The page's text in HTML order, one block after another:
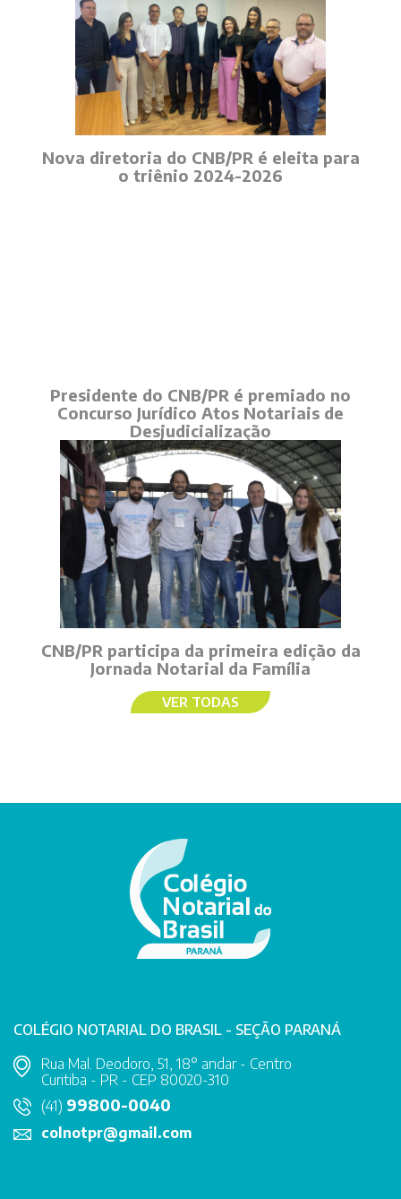
Nova diretoria do CNB/PR é eleita para
o triênio 2024-2026
Presidente do CNB/PR é premiado no
Concurso Jurídico Atos Notariais de
Desjudicialização
CNB/PR participa da primeira edição da
Jornada Notarial da Família
VER TODAS
COLÉGIO NOTARIAL DO BRASIL - SEÇÃO PARANÁ
Rua Mal. Deodoro, 51, 18° andar - Centro
Curitiba - PR - CEP 80020-310
(41) 99800-0040
colnotpr@gmail.com